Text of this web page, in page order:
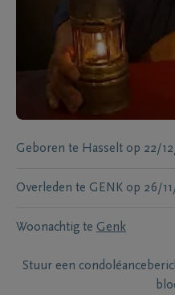
Geboren te Hasselt op 22/
Overleden te GENK op 26/
Woonachtig te Genk
Stuur een